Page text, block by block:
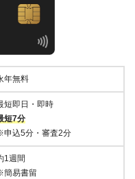
年無料
短即日・即時
短7分
申込5分・審査2分
1週間
簡易書留